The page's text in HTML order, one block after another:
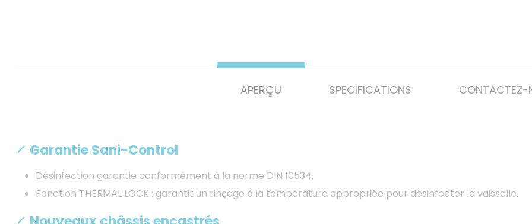
APERÇU SPECIFICATIONS CONTACTEZ-
Garantie Sani-Control
Désinfection garantie conformément à la norme DIN 10534.
Fonction THERMAL LOCK : garantit un rinçage à la température appropriée pour désinfecter la vaisselle.